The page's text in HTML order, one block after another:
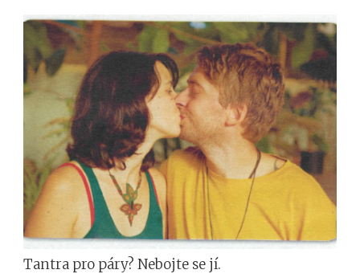
Tantra pro páry? Nebojte se jí.